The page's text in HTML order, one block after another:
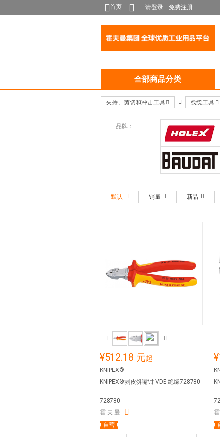
首页 请登录 免费注册
全部商品分类
夹持、剪切和冲击工具 线缆工具
品牌：
HOLEX
BAUDAT
默认
销量 新品
¥512.18 元起
KNIPEX®
KNIPEX®剥皮斜嘴钳 VDE 绝缘728780
728780
霍 夫 曼
自营